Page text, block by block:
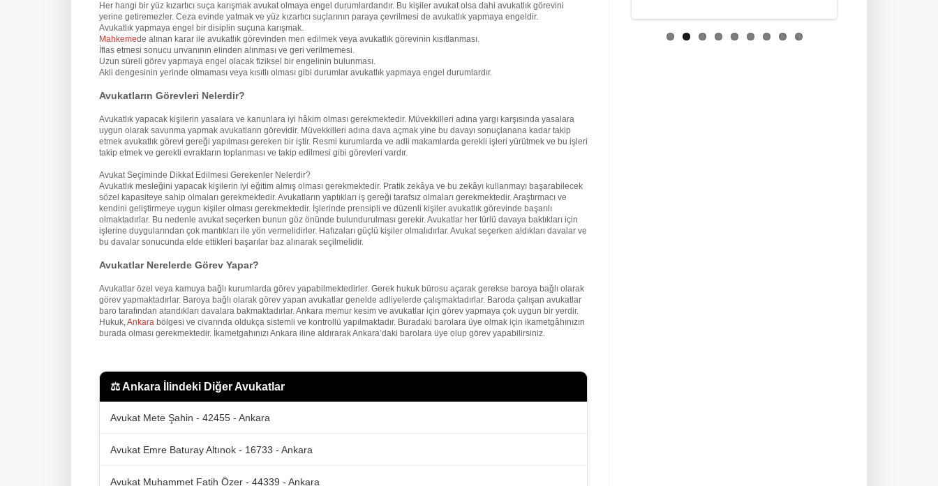
Her hangi bir yüz kızartıcı suça karışmak avukat olmaya engel durumlardandır. Bu kişiler avukat olsa dahi avukatlık görevini
yerine getiremezler. Ceza evinde yatmak ve yüz kızartıcı suçlarının paraya çevrilmesi de avukatlık yapmaya engeldir.
Avukatlık yapmaya engel bir disiplin suçuna karışmak.
Mahkemede alınan karar ile avukatlık görevinden men edilmek veya avukatlık görevinin kısıtlanması.
İflas etmesi sonucu unvanının elinden alınması ve geri verilmemesi.
Uzun süreli görev yapmaya engel olacak fiziksel bir engelinin bulunması.
Akli dengesinin yerinde olmaması veya kısıtlı olması gibi durumlar avukatlık yapmaya engel durumlardır.
Avukatların Görevleri Nelerdir?
Avukatlık yapacak kişilerin yasalara ve kanunlara iyi hâkim olması gerekmektedir. Müvekkilleri adına yargı karşısında yasalara
uygun olarak savunma yapmak avukatların görevidir. Müvekkilleri adına dava açmak yine bu davayı sonuçlanana kadar takip
etmek avukatlık görevi gereği yapılması gereken bir iştir. Resmi kurumlarda ve adli makamlarda gerekli işleri yürütmek ve bu işleri
takip etmek ve gerekli evrakların toplanması ve takip edilmesi gibi görevleri vardır.
Avukat Seçiminde Dikkat Edilmesi Gerekenler Nelerdir?
Avukatlık mesleğini yapacak kişilerin iyi eğitim almış olması gerekmektedir. Pratik zekâya ve bu zekâyı kullanmayı başarabilecek
sözel kapasiteye sahip olmaları gerekmektedir. Avukatların yaptıkları iş gereği tarafsız olmaları gerekmektedir. Araştırmacı ve
kendini geliştirmeye uygun kişiler olması gerekmektedir. İşlerinde prensipli ve düzenli kişiler avukatlık görevinde başarılı
olmaktadırlar. Bu nedenle avukat seçerken bunun göz önünde bulundurulması gerekir. Avukatlar her türlü davaya baktıkları için
işlerine duygularından çok mantıkları ile yön vermelidirler. Hafızaları güçlü kişiler olmalıdırlar. Avukat seçerken aldıkları davalar ve
bu davalar sonucunda elde ettikleri başarılar baz alınarak seçilmelidir.
Avukatlar Nerelerde Görev Yapar?
Avukatlar özel veya kamuya bağlı kurumlarda görev yapabilmektedirler. Gerek hukuk bürosu açarak gerekse baroya bağlı olarak
görev yapmaktadırlar. Baroya bağlı olarak görev yapan avukatlar genelde adliyelerde çalışmaktadırlar. Baroda çalışan avukatlar
baro tarafından atandıkları davalara bakmaktadırlar. Ankara memur kesim ve avukatlar için görev yapmaya çok uygun bir yerdir.
Hukuk,Ankara bölgesi ve civarında oldukça sistemli ve kontrollü yapılmaktadır. Buradaki barolara üye olmak için ikametgâhınızın
burada olması gerekmektedir. İkametgahınızı Ankara iline aldırarak Ankara’daki barolara üye olup görev yapabilirsiniz.
⚖️Ankara İlindeki Diğer Avukatlar
Avukat Mete Şahin - 42455 - Ankara
Avukat Emre Baturay Altınok - 16733 - Ankara
Avukat Muhammet Fatih Özer - 44339 - Ankara